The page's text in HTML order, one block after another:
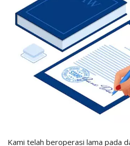
Kami telah beroperasi lama pada